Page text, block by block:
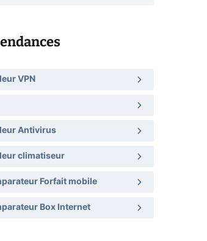
VPN
Antivirus
climatiseur
Forfait mobile
Box Internet